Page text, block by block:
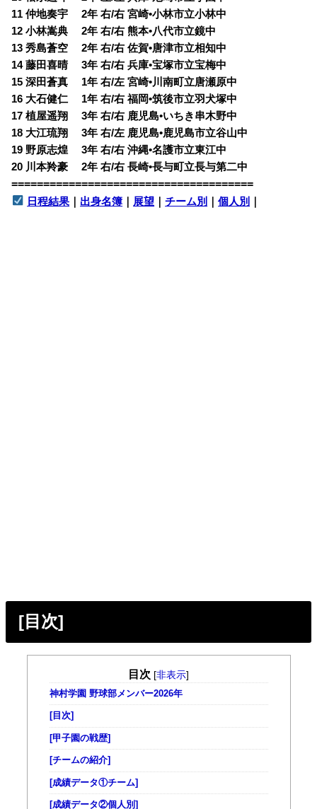
11 仲地奏宇 2年 右/右 宮崎•小林市立小林中
12 小林嵩典 2年 右/右 熊本•八代市立鏡中
13 秀島蒼空 2年 右/右 佐賀•唐津市立相知中
14 藤田喜晴 3年 右/右 兵庫•宝塚市立宝梅中
15 深田蒼真 1年 右/左 宮崎•川南町立唐瀬原中
16 大石健仁 1年 右/右 福岡•筑後市立羽犬塚中
17 植屋遥翔 3年 右/右 鹿児島•いちき串木野中
18 大江琉翔 3年 右/左 鹿児島•鹿児島市立谷山中
19 野原志煌 3年 右/右 沖縄•名護市立東江中
20 川本羚豪 2年 右/右 長崎•長与町立長与第二中
======================================
日程結果 ｜ 出身名簿 ｜ 展望 ｜チーム別 ｜個人別 ｜
[目次]
目次 [非表示]
神村学園 野球部メンバー2026年
[目次]
[甲子園の戦歴]
[チームの紹介]
[成績データ①チーム]
[成績データ②個人別]